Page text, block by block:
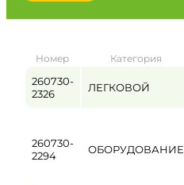
от
Пробег / Наработка
от
Номер Категория
260730-
2326
ЛЕГКОВОЙ
260730-
2294
ОБОРУДОВАНИЕ